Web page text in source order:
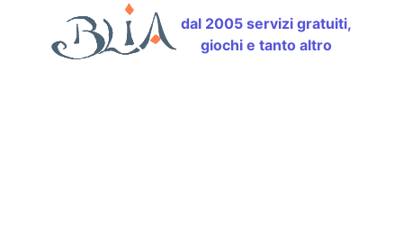
dal 2005 servizi gratuiti,
giochi e tanto altro